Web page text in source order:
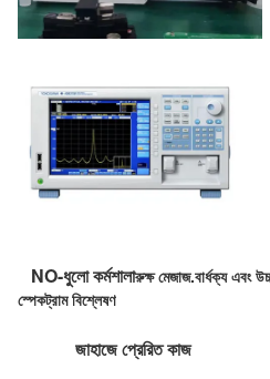
NO-ধুলো কর্মশালারুক্ষ মেজাজ.বার্ধক্য এবং
স্পেকট্রাম বিশ্লেষণ
জাহাজে প্রেরিত কাজ